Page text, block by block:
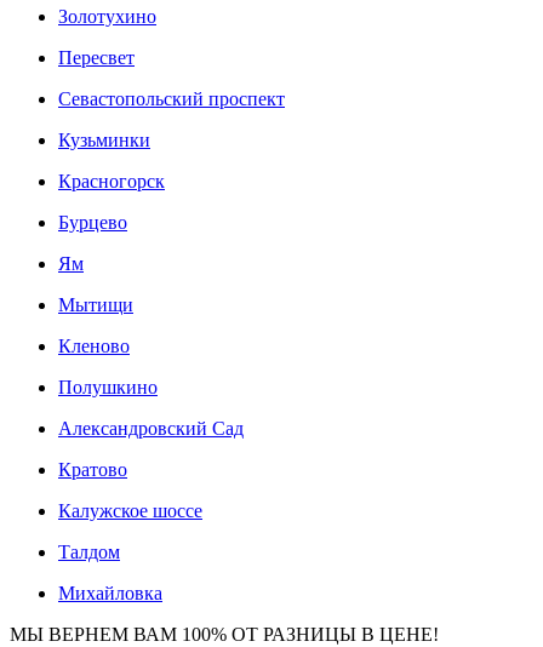
Золотухино
Пересвет
Севастопольский проспект
Кузьминки
Красногорск
Бурцево
Ям
Мытищи
Кленово
Полушкино
Александровский Сад
Кратово
Калужское шоссе
Талдом
Михайловка
МЫ ВЕРНЕМ ВАМ 100% ОТ РАЗНИЦЫ В ЦЕНЕ!